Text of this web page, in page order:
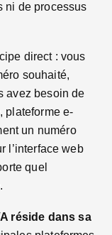
ni de processus
direct : vous
souhaité,
avez besoin de
plateforme e-
un numéro
l’interface web
quel
réside dans sa